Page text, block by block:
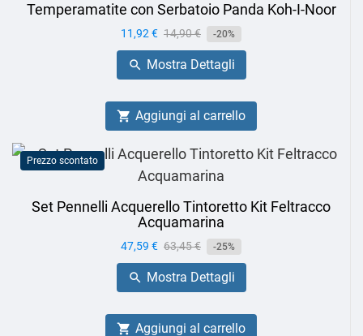
Temperamatite con Serbatoio Panda Koh-I-Noor
Prezzo
11,92 € Prezzo
base
14,90 € -20%
 Mostra Dettagli
 Aggiungi al carrello
Prezzo scontato
Set Pennelli Acquerello Tintoretto Kit Feltracco
Acquamarina
Prezzo
47,59 € Prezzo
base
63,45 € -25%
 Mostra Dettagli
 Aggiungi al carrello